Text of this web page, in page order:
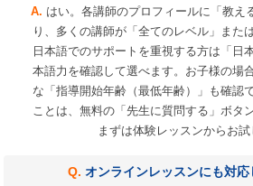
はい。各講師のプロフィールに「教え
り、多くの講師が「全てのレベル」また
日本語でのサポートを重視する方は「日
本語力を確認して選べます。お子様の場
な「指導開始年齢（最低年齢）」も確認
ことは、無料の「先生に質問する」ボタ
まずは体験レッスンからお試
オンラインレッスンにも対応